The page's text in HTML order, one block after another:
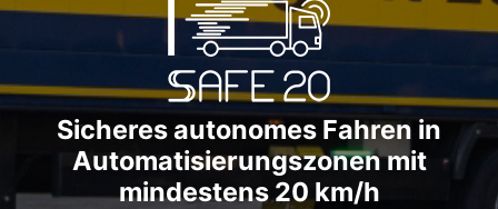
Sicheres autonomes Fahren in
Automatisierungszonen mit
mindestens 20 km/h